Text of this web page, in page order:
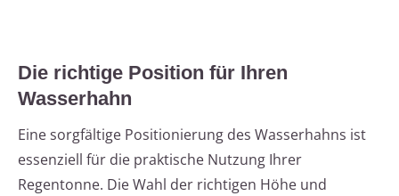
Die richtige Position für Ihren
Wasserhahn
Eine sorgfältige Positionierung des Wasserhahns ist
essenziell für die praktische Nutzung Ihrer
Regentonne. Die Wahl der richtigen Höhe und